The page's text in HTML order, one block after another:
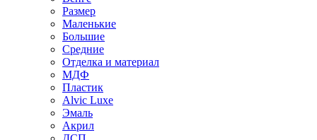
Размер
Маленькие
Большие
Средние
Отделка и материал
МДФ
Пластик
Alvic Luxe
Эмаль
Акрил